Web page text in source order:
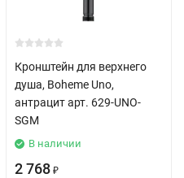
Кронштейн для верхнего
душа, Boheme Uno,
антрацит арт. 629-UNO-
SGM
В наличии
2 768 ₽